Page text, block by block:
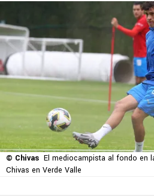
© Chivas El mediocampista al fondo en
Chivas en Verde Valle